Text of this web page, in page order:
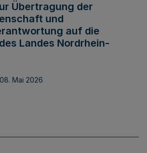
Übertragung der
und
auf die
Landes Nordrhein-
Mai 2026